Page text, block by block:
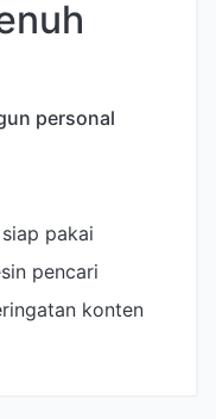
personal
pakai
pencari
konten